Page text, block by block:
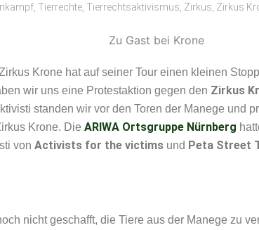
Tierrechte Tierrechtsaktivismus Zirkus Zirkus
Krone hat auf seiner Tour einen kleinen
wir uns eine Protestaktion gegen den Zirkus
standen wir vor den Toren der Manege und
Krone. Die ARIWA Ortsgruppe Nürnberg
von Activists for the victims und Peta Street
nicht geschafft, die Tiere aus der Manege zu